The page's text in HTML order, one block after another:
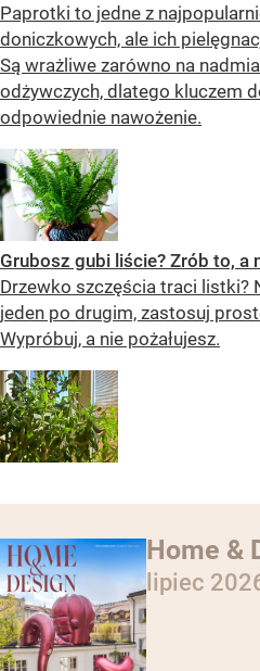
Paprotki to jedne z
doniczkowych, ale ich
Są wrażliwe zarówno na
odżywczych, dlatego kluczem
odpowiednie nawożenie.
Grubosz gubi liście? Zrób to, a
Drzewko szczęścia traci listki?
jeden po drugim, zastosuj
Wypróbuj, a nie pożałujesz.
Home &
lipiec